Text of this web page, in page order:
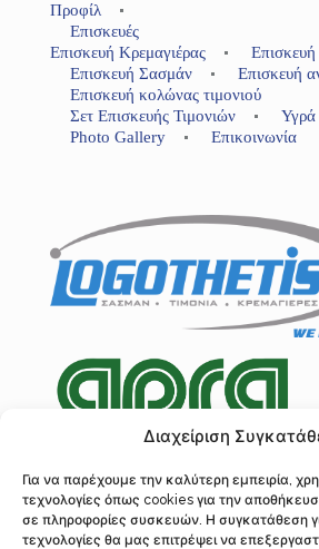
Διαχείριση
Για να παρέχουμε την καλύτερη εμπειρία,
τεχνολογίες όπως cookies για την
σε πληροφορίες συσκευών. Η συγκατάθεση
τεχνολογίες θα μας επιτρέψει να
Προφίλ
Επισκευές
Επισκευή Κρεμαγιέρας
Επισκευή
Επισκευή Σασμάν
Επισκευή
Επισκευή κολώνας τιμονιού
Σετ Επισκευής Τιμονιών
Υγρά
Photo Gallery
Επικοινωνία
Πολιτική Προστασίας Δεδομένων
Ανάλυση Cookies